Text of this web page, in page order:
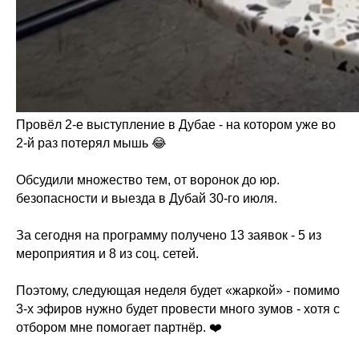
Провёл 2-е выступление в Дубае - на котором уже во
2-й раз потерял мышь 😂
Обсудили множество тем, от воронок до юр.
безопасности и выезда в Дубай 30-го июля.
За сегодня на программу получено 13 заявок - 5 из
мероприятия и 8 из соц. сетей.
Поэтому, следующая неделя будет «жаркой» - помимо
3-х эфиров нужно будет провести много зумов - хотя с
отбором мне помогает партнёр. ❤️